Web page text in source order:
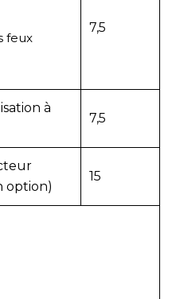
feux
7,5
à
7,5
option)
15